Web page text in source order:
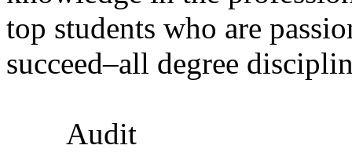
top students who are
succeed–all degree
Audit